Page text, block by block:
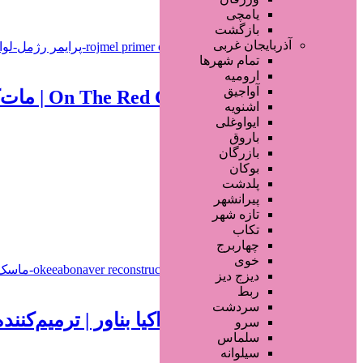
یامچی
بازگشت
آذربایجان غربی
تمام شهر‌ها
ارومیه
آواجیق
اشنویه
ایواوغلی
باروق
بازرگان
بوکان
پلدشت
پیرانشهر
تازه شهر
تکاب
چهاربرج
خوی
دیزج دیز
ربط
سردشت
سرو
سلماس
سیلوانه
مشهد
پرایمر رژمل مدل On The Red Carpet | مات‌کننده و کوچک‌کننده منافذ پوست
محصولات آرایشی
افزودن به علاقه‌مندی 370 بازدید
مشهد
ماسک مو بدون سولفات اکیا بناور |